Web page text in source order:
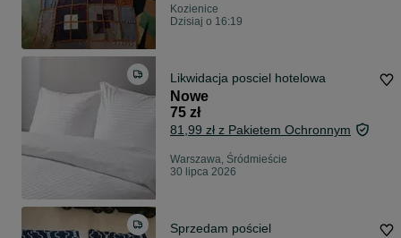
Kozienice
Dzisiaj o 16:19
Likwidacja posciel hotelowa
Nowe
75 zł
81,99 zł z Pakietem Ochronnym
Warszawa, Śródmieście
30 lipca 2026
Sprzedam pościel